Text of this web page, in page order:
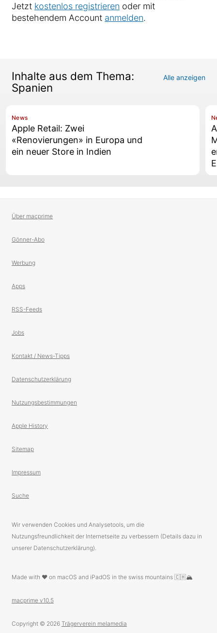
Jetzt kostenlos registrieren oder mit
bestehendem Account anmelden.
Inhalte aus dem Thema:
Spanien
Alle anzeigen
News
Apple Retail: Zwei
«Renovierungen» in Europa und
ein neuer Store in Indien
Über macprime
Gönner-Abo
Werbung
Apps
RSS-Feeds
Jobs
Kontakt / News-Tipps
Datenschutzerklärung
Nutzungsbestimmungen
Apple History
Sitemap
Impressum
Suche
Wir verwenden Cookies und Analysetools, um die
Nutzungsfreundlichkeit der Internetseite zu verbessern (Details dazu in
unserer Datenschutzerklärung).
Made with ❤️ on macOS and iPadOS in the swiss mountains 🇨🇭🏔
macprime v10.5
Copyright © 2026 Trägerverein melamedia